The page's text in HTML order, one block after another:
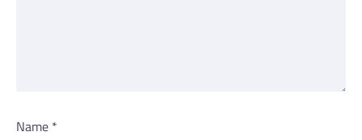
Name *